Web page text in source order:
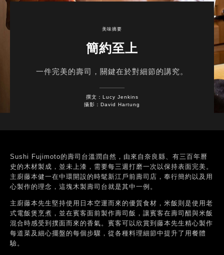
美味摘要
簡約至上
一件完美的壽司，關鍵在於對細節的講究。
撰文：Lucy Jenkins
攝影：David Hartung
Sushi Fujimoto的壽司台溫潤自然，由來自奈良縣、有三百年曆
史的木材製成，並未上漆，需要每三週打磨一次以保持表面完美。
主廚藤本健一在中環開設的時髦新江戶前壽司店，奉行簡約以及用
心製作的理念，這塊木製壽司台就是其中一例。
主廚藤本先生堅持使用日本空運而來的優質食材，米飯則是使用老
式電飯煲烹煮，並在賓客面前製作壽司飯，讓賓客在壽司醋與米飯
混合時感受到撲面而來的香氣。賓客可以欣賞到藤本先生精心製作
每道菜及細心擺盤的每個步驟，從各種料理細節中提升了用餐體
驗。